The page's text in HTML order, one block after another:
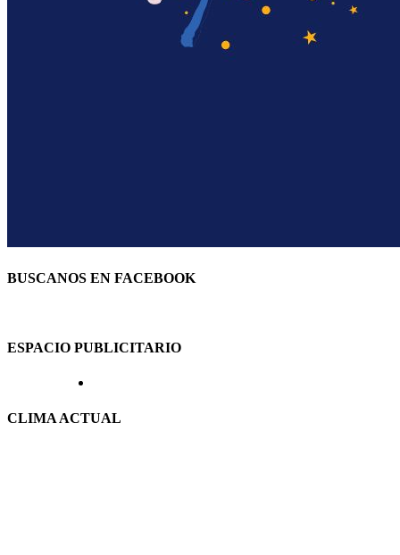
BUSCANOS EN FACEBOOK
ESPACIO PUBLICITARIO
CLIMA ACTUAL